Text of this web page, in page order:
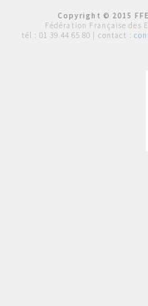
Copyright © 2015
Fédération Française des
tél : 01 39 44 65 80 | contact :